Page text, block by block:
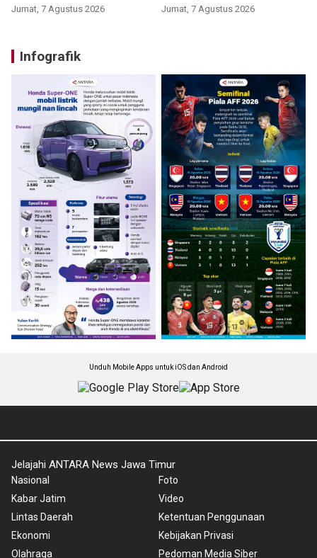
Jumat, 7 Agustus 2026 Jumat, 7 Agustus 2026
Infografik
Unduh Mobile Apps untuk iOS dan Android
Jelajahi ANTARA News Jawa Timur
Nasional
Kabar Jatim
Lintas Daerah
Ekonomi
Olahraga
Foto
Video
Ketentuan Penggunaan
Kebijakan Privasi
Pedoman Media Siber